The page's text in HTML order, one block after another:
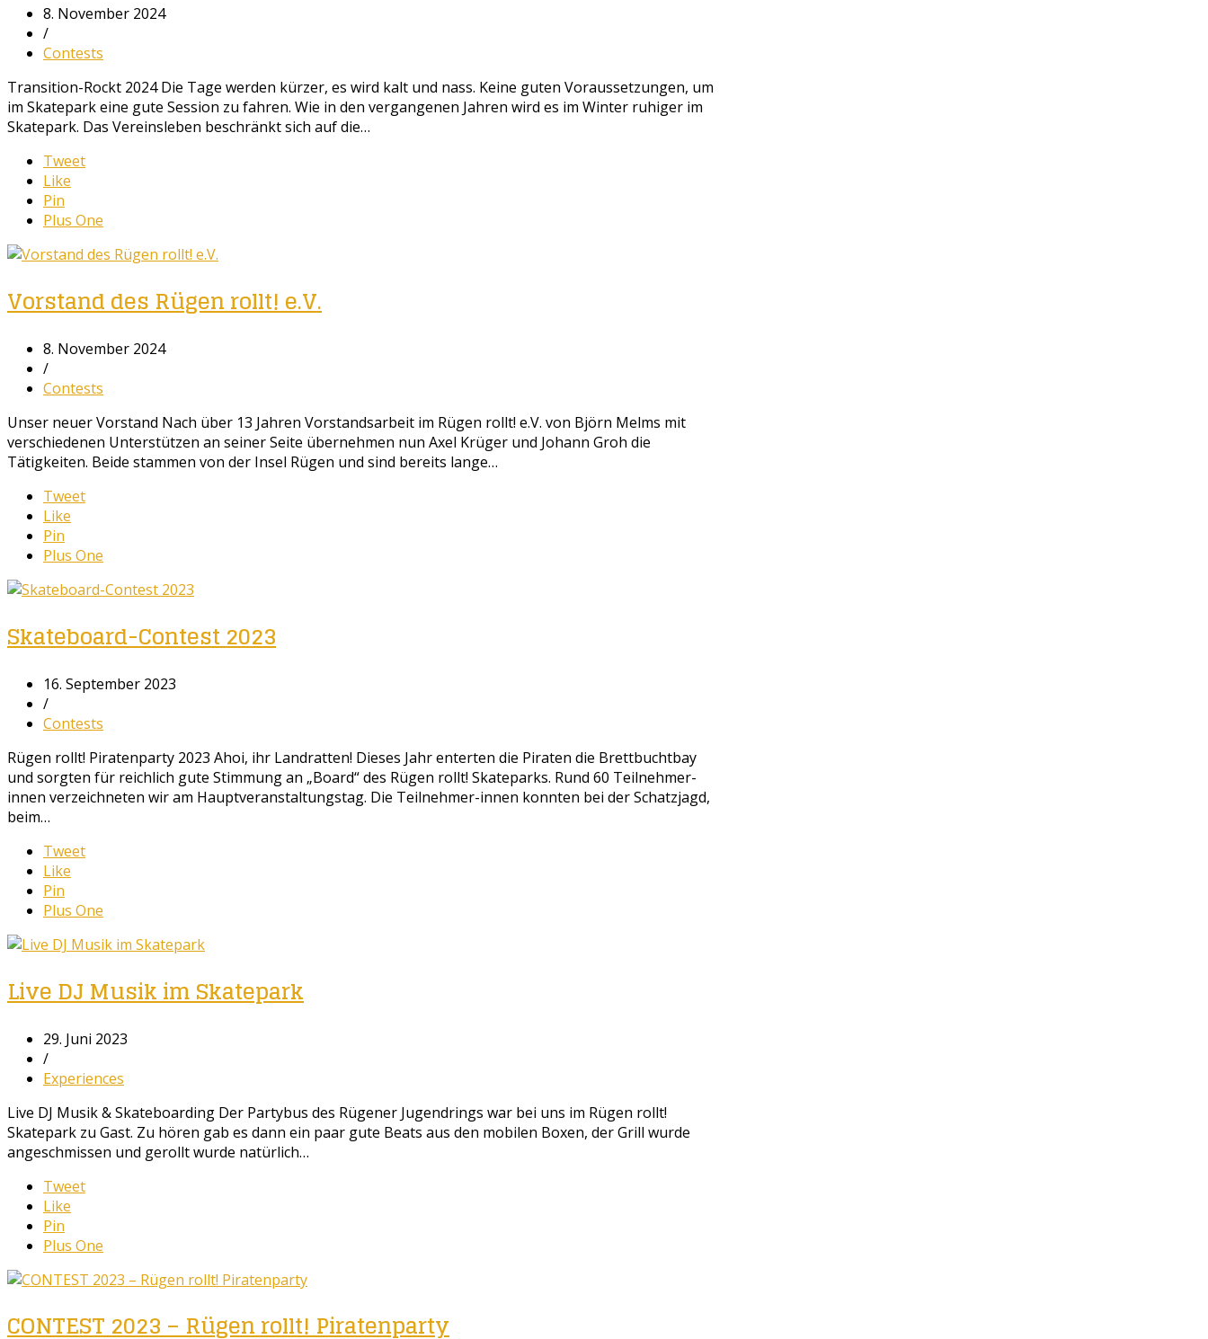
8. November 2024
/
Contests
Transition-Rockt 2024 Die Tage werden kürzer, es wird kalt und nass. Keine guten Voraussetzungen, um
im Skatepark eine gute Session zu fahren. Wie in den vergangenen Jahren wird es im Winter ruhiger im
Skatepark. Das Vereinsleben beschränkt sich auf die…
Tweet
Like
Pin
Plus One
Vorstand des Rügen rollt! e.V.
8. November 2024
/
Contests
Unser neuer Vorstand Nach über 13 Jahren Vorstandsarbeit im Rügen rollt! e.V. von Björn Melms mit
verschiedenen Unterstützen an seiner Seite übernehmen nun Axel Krüger und Johann Groh die
Tätigkeiten. Beide stammen von der Insel Rügen und sind bereits lange…
Tweet
Like
Pin
Plus One
Skateboard-Contest 2023
16. September 2023
/
Contests
Rügen rollt! Piratenparty 2023 Ahoi, ihr Landratten! Dieses Jahr enterten die Piraten die Brettbuchtbay
und sorgten für reichlich gute Stimmung an „Board“ des Rügen rollt! Skateparks. Rund 60 Teilnehmer-
innen verzeichneten wir am Hauptveranstaltungstag. Die Teilnehmer-innen konnten bei der Schatzjagd,
beim…
Tweet
Like
Pin
Plus One
Live DJ Musik im Skatepark
29. Juni 2023
/
Experiences
Live DJ Musik & Skateboarding Der Partybus des Rügener Jugendrings war bei uns im Rügen rollt!
Skatepark zu Gast. Zu hören gab es dann ein paar gute Beats aus den mobilen Boxen, der Grill wurde
angeschmissen und gerollt wurde natürlich…
Tweet
Like
Pin
Plus One
CONTEST 2023 – Rügen rollt! Piratenparty